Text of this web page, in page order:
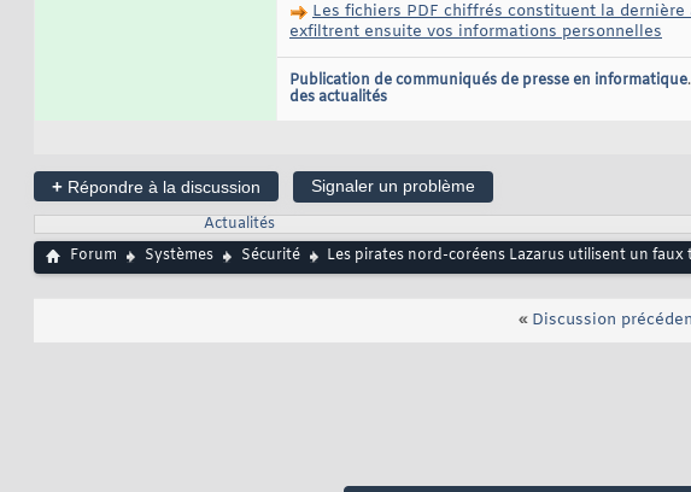
Les fichiers PDF chiffrés constituent la
exfiltrent ensuite vos informations personnelles
Publication de communiqués de presse en informatique
des actualités
+ Répondre à la discussion
Signaler un problème
Actualités
Forum
Systèmes Sécurité Les pirates nord-coréens Lazarus utilisent un
« Discussion